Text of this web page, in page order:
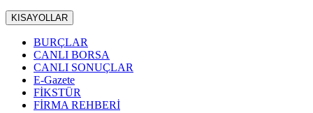
KISAYOLLAR
BURÇLAR
CANLI BORSA
CANLI SONUÇLAR
E-Gazete
FİKSTÜR
FİRMA REHBERİ